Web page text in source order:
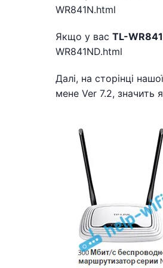
WR841N.html
Якщо у вас TL-
WR841ND.html
Далі, на сторінці
мене Ver 7.2, значить